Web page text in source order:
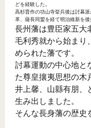
どを経験した。
高杉晋作の功山寺挙兵後は討幕
革、薩長同盟を経て明治維新を後
長州藩は豊臣家五大
毛利秀就から始まり
められた藩です。
討幕運動の中心地と
た尊皇攘夷思想の木
井上馨、山縣有朋、
生み出しました。
そんな長身藩の歴史